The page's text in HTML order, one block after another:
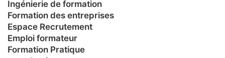
Ingénierie de formation
Formation des entreprises
Espace Recrutement
Emploi formateur
Formation Pratique